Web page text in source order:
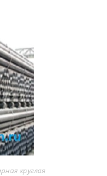
круглая